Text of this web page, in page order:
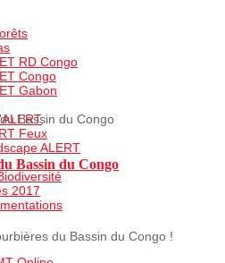
RD Congo
Congo
Gabon
Feux
ALERT
2017
Bassin du Congo
du Bassin du Congo !